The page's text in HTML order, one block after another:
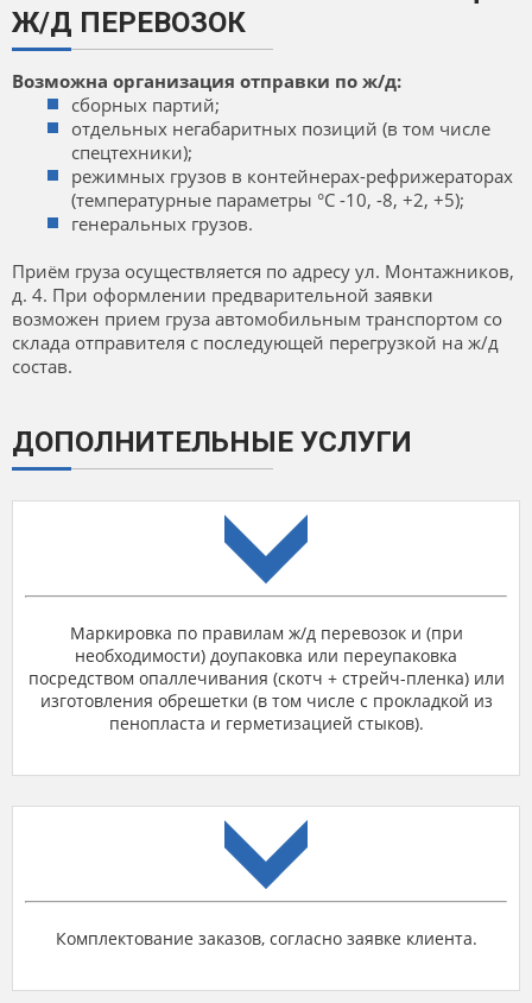
Ж/Д ПЕРЕВОЗОК
Возможна организация отправки по ж/д:
сборных партий;
отдельных негабаритных позиций (в том числе
спецтехники);
режимных грузов в контейнерах-рефрижераторах
(температурные параметры °C -10, -8, +2, +5);
генеральных грузов.
Приём груза осуществляется по адресу ул. Монтажников,
д. 4. При оформлении предварительной заявки
возможен прием груза автомобильным транспортом со
склада отправителя с последующей перегрузкой на ж/д
состав.
ДОПОЛНИТЕЛЬНЫЕ УСЛУГИ
Маркировка по правилам ж/д перевозок и (при
необходимости) доупаковка или переупаковка
посредством опаллечивания (скотч + стрейч-пленка) или
изготовления обрешетки (в том числе с прокладкой из
пенопласта и герметизацией стыков).
Комплектование заказов, согласно заявке клиента.